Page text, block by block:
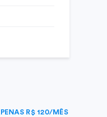
R$ 120/MÊS